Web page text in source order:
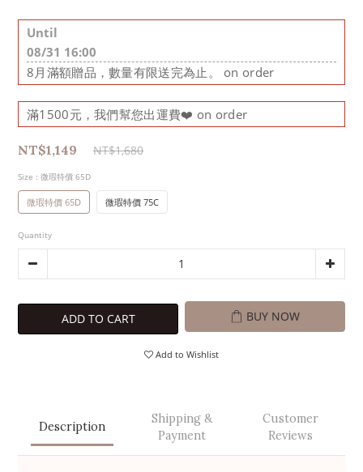
Until
08/31 16:00
8月滿額贈品，數量有限送完為止。 on order
滿1500元，我們幫您出運費❤️ on order
NT$1,149 NT$1,680
Size : 微瑕特價 65D
微瑕特價 65D 微瑕特價 75C
Quantity
ADD TO CART BUY NOW
Add to Wishlist
Description
Shipping &
Payment
Customer
Reviews